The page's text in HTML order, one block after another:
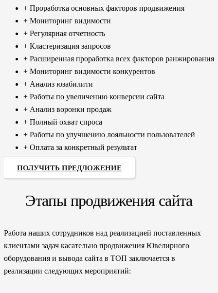
+ Проработка основных факторов продвижения
+ Мониторинг видимости
+ Регулярная отчетность
+ Кластеризация запросов
+ Расширенная проработка всех факторов ранжирования
+ Мониторинг видимости конкурентов
+ Анализ юзабилити
+ Работы по увеличению конверсии сайта
+ Анализ воронки продаж
+ Полный охват спроса
+ Работы по улучшению лояльности пользователей
+ Оплата за конкретный результат
ПОЛУЧИТЬ ПРЕДЛОЖЕНИЕ
Этапы продвижения сайта
Работа наших сотрудников над реализацией поставленных
клиентами задач касательно продвижения Ювелирного
оборудования и вывода сайта в ТОП заключается в
реализации следующих мероприятий: